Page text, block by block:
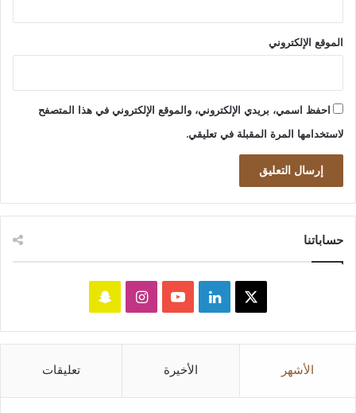
الموقع الإلكتروني
احفظ اسمي، بريدي الإلكتروني، والموقع الإلكتروني في هذا المتصفح
لاستخدامها المرة المقبلة في تعليقي.
حساباتنا
لينكدإن‫YouTubeانستقرامسناب
تشات
الأشهر الأخيرة تعليقات